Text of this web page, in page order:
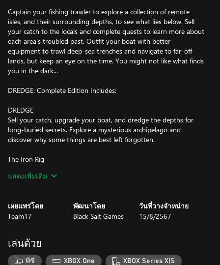
Captain your fishing trawler to explore a collection of remote
isles, and their surrounding depths, to see what lies below. Sell
your catch to the locals and complete quests to learn more about
each area’s troubled past. Outfit your boat with better
equipment to trawl deep-sea trenches and navigate to far-off
lands, but keep an eye on the time. You might not like what finds
you in the dark...
DREDGE: Complete Edition Includes:
DREDGE
Sell your catch, upgrade your boat, and dredge the depths for
long-buried secrets. Explore a mysterious archipelago and
discover why some things are best left forgotten.
The Iron Rig
DREDGE adventure. Uncover ancient disturbances and craft
The Pale Reach
icy waters that hide more than just fish, sell your discoveries,
enhance your boat, and unravel a bitter betrayal, dredging up
long-buried mysteries from this frozen land.
แสดงเพิ่มเติม
เผยแพร่โดย
Team17
พัฒนาโดย
Black Salt Games
วันที่วางจำหน่าย
15/8/2567
เล่นด้วย
พีซี XBOX One XBOX Series X|S